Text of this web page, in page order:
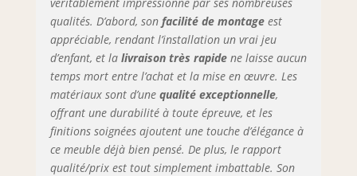
couleurs attrayantes disponibles
complètent harmonieusement l'offre,
vous permettant de personnaliser
davantage l'aspect de votre cuisine.
Que vous préfériez les tons neutres
pour un look minimaliste ou les
couleurs vives pour une touche de
personnalité, vous êtes sûr de
trouver l'option qui correspond le
mieux à vos goûts et à votre décor
existant. Dimensions : Mesurant
qualités. D’abord, son facilité de montageest
appréciable, rendant l’installation un vrai jeu
d’enfant, et la livraison très rapidene laisse aucun
temps mort entre l’achat et la mise en œuvre. Les
matériaux sont d’une qualité exceptionnelle,
offrant une durabilité à toute épreuve, et les
finitions soignées ajoutent une touche d’élégance à
ce meuble déjà bien pensé. De plus, le rapport
qualité/prix est tout simplement imbattable. Son